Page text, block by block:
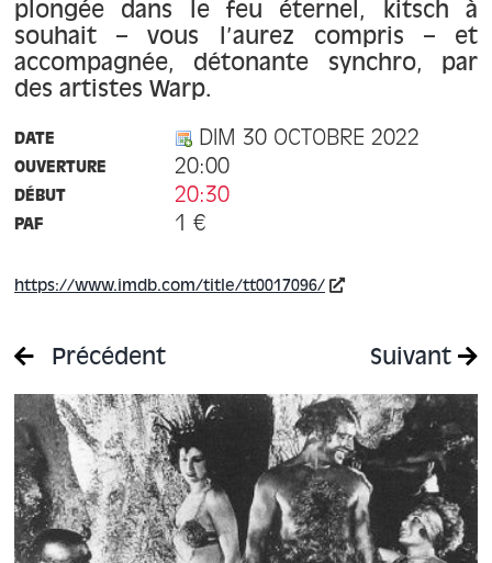
plongée dans le feu éternel, kitsch à
souhait – vous l’aurez compris – et
accompagnée, détonante synchro, par
des artistes Warp.
DATE DIM 30 OCTOBRE 2022
OUVERTURE 20:00
DÉBUT 20:30
PAF 1 €
https://www.imdb.com/title/tt0017096/
Précédent Suivant